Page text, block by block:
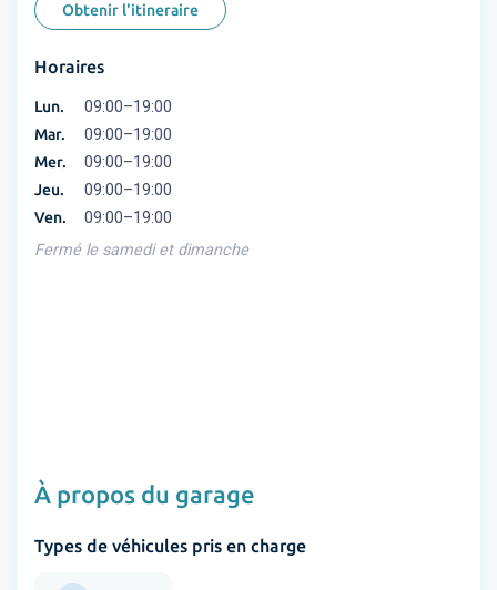
Obtenir l'itineraire
Horaires
Lun. 09:00–19:00
Mar. 09:00–19:00
Mer. 09:00–19:00
Jeu. 09:00–19:00
Ven.
09:00–19:00
Fermé le samedi et dimanche
À propos du garage
Types de véhicules pris en charge